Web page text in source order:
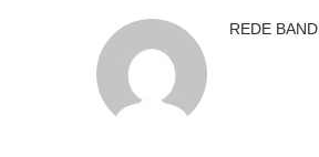
REDE BAND